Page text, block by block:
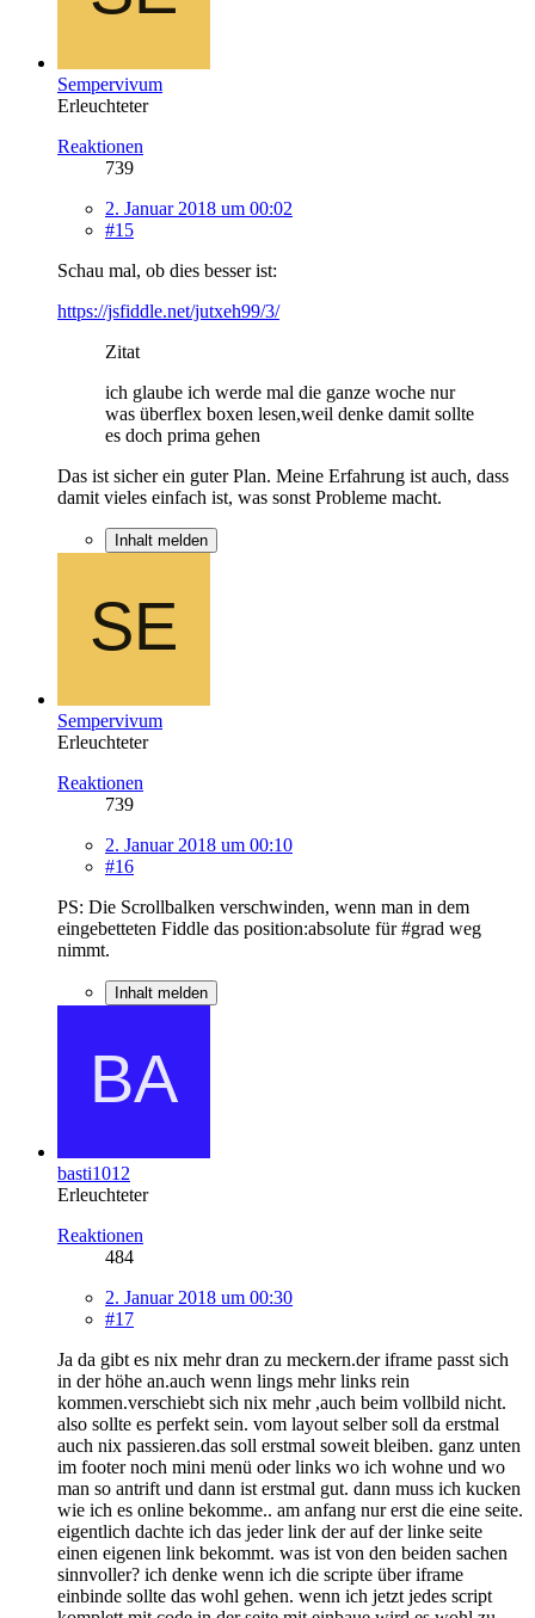
Sempervivum
Erleuchteter
Reaktionen
739
2. Januar 2018 um 00:02
#15
Schau mal, ob dies besser ist:
https://jsfiddle.net/jutxeh99/3/
Zitat
ich glaube ich werde mal die ganze woche nur
was überflex boxen lesen,weil denke damit sollte
es doch prima gehen
Das ist sicher ein guter Plan. Meine Erfahrung ist auch, dass
damit vieles einfach ist, was sonst Probleme macht.
Inhalt melden
Sempervivum
Erleuchteter
Reaktionen
739
2. Januar 2018 um 00:10
#16
PS: Die Scrollbalken verschwinden, wenn man in dem
eingebetteten Fiddle das position:absolute für #grad weg
nimmt.
Inhalt melden
basti1012
Erleuchteter
Reaktionen
484
2. Januar 2018 um 00:30
#17
Ja da gibt es nix mehr dran zu meckern.der iframe passt sich
in der höhe an.auch wenn lings mehr links rein
kommen.verschiebt sich nix mehr ,auch beim vollbild nicht.
also sollte es perfekt sein. vom layout selber soll da erstmal
auch nix passieren.das soll erstmal soweit bleiben. ganz unten
im footer noch mini menü oder links wo ich wohne und wo
man so antrift und dann ist erstmal gut. dann muss ich kucken
wie ich es online bekomme.. am anfang nur erst die eine seite.
eigentlich dachte ich das jeder link der auf der linke seite
einen eigenen link bekommt. was ist von den beiden sachen
sinnvoller? ich denke wenn ich die scripte über iframe
einbinde sollte das wohl gehen. wenn ich jetzt jedes script